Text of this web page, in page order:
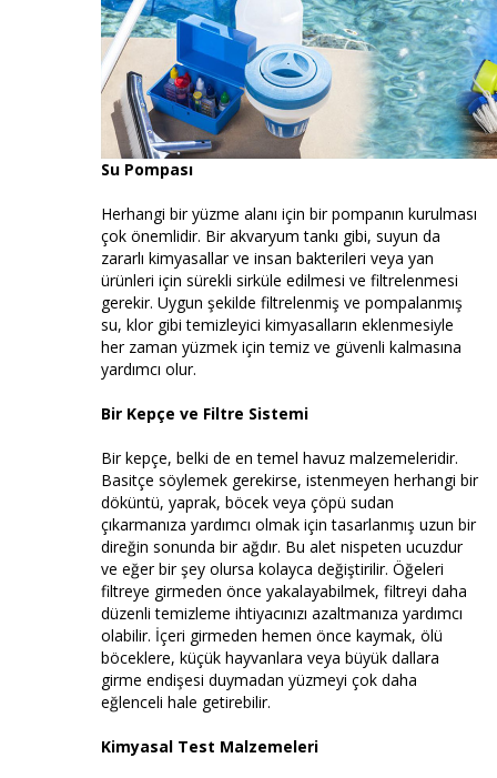
Su Pompası
Herhangi bir yüzme alanı için bir pompanın kurulması
çok önemlidir. Bir akvaryum tankı gibi, suyun da
zararlı kimyasallar ve insan bakterileri veya yan
ürünleri için sürekli sirküle edilmesi ve filtrelenmesi
gerekir. Uygun şekilde filtrelenmiş ve pompalanmış
su, klor gibi temizleyici kimyasalların eklenmesiyle
her zaman yüzmek için temiz ve güvenli kalmasına
yardımcı olur.
Bir Kepçe ve Filtre Sistemi
Bir kepçe, belki de en temel havuz malzemeleridir.
Basitçe söylemek gerekirse, istenmeyen herhangi bir
döküntü, yaprak, böcek veya çöpü sudan
çıkarmanıza yardımcı olmak için tasarlanmış uzun bir
direğin sonunda bir ağdır. Bu alet nispeten ucuzdur
ve eğer bir şey olursa kolayca değiştirilir. Öğeleri
filtreye girmeden önce yakalayabilmek, filtreyi daha
düzenli temizleme ihtiyacınızı azaltmanıza yardımcı
olabilir. İçeri girmeden hemen önce kaymak, ölü
böceklere, küçük hayvanlara veya büyük dallara
girme endişesi duymadan yüzmeyi çok daha
eğlenceli hale getirebilir.
Kimyasal Test Malzemeleri